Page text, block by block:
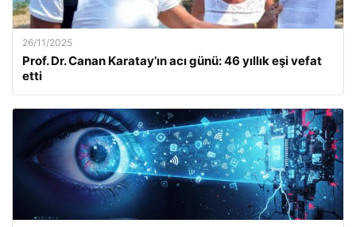
26/11/2025
Prof. Dr. Canan Karatay’ın acı günü: 46 yıllık eşi vefat
etti